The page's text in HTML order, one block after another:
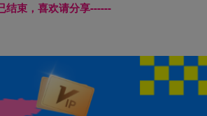
结束，喜欢请分享------